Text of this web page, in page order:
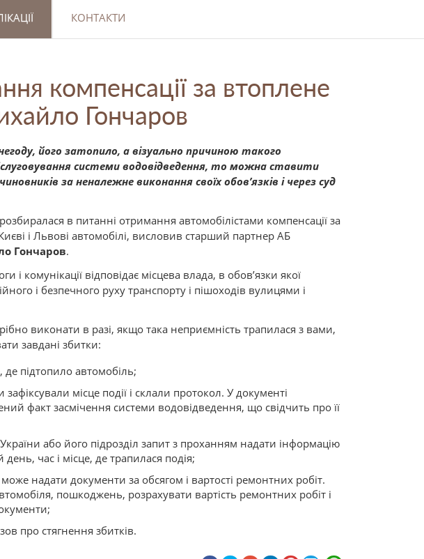
КОНТАКТИ
компенсації за втоплене
Гончаров
його затопило, а візуально причиною такого
системи водовідведення, то можна ставити
за неналежне виконання своїх обов’язків і через суд
в питанні отримання автомобілістами компенсації за
і Львові автомобілі, висловив старший партнер АБ
Гончаров.
і комунікації відповідає місцева влада, в обов’язки якої
і безпечного руху транспорту і пішоходів вулицями і
виконати в разі, якщо така неприємність трапилася з вами,
завдані збитки:
підтопило автомобіль;
місце події і склали протокол. У документі
факт засмічення системи водовідведення, що свідчить про її
або його підрозділ запит з проханням надати інформацію
час і місце, де трапилася подія;
надати документи за обсягом і вартості ремонтних робіт.
пошкоджень, розрахувати вартість ремонтних робіт і
про стягнення збитків.